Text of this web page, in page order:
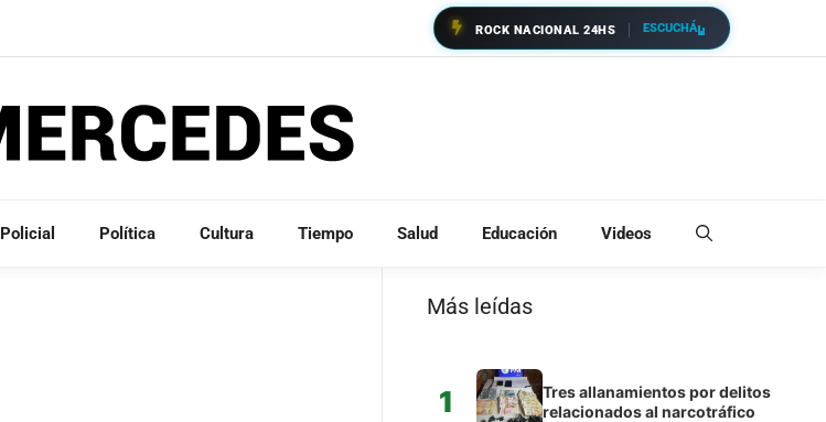
ROCK NACIONAL 24HS ESCUCHÁ
Policial Política Cultura Tiempo Salud Educación Videos
Más leídas
1
Tres allanamientos por delitos
relacionados al narcotráfico